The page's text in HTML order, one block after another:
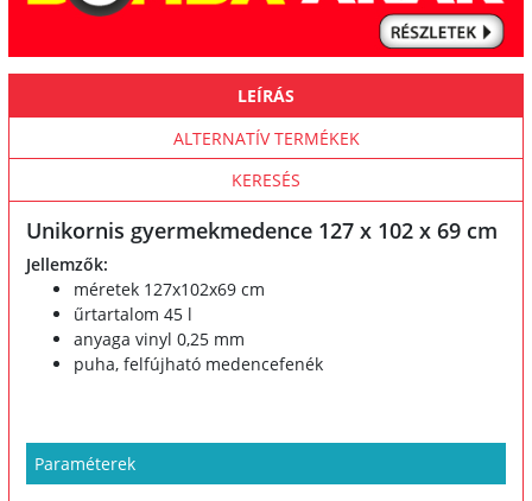
LEÍRÁS
ALTERNATÍV TERMÉKEK
KERESÉS
Unikornis gyermekmedence 127 x 102 x 69 cm
Jellemzők:
méretek 127x102x69 cm
űrtartalom 45 l
anyaga vinyl 0,25 mm
puha, felfújható medencefenék
Paraméterek